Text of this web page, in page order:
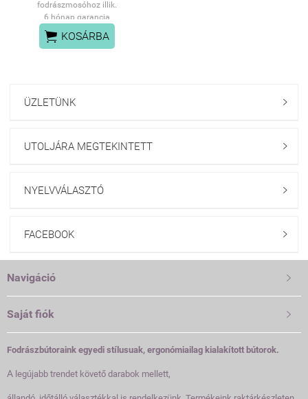
fodrászmosóhoz illik.
6 hónap garancia
SZEMÉLYES ÁTVÉTEL:
PANNÓNIA UTCAI
 KOSÁRBA
ÜZLETÜNK 
UTOLJÁRA MEGTEKINTETT 
NYELVVÁLASZTÓ 
FACEBOOK 
Navigáció 
Saját fiók 
Fodrászbútoraink egyedi stílusuak, ergonómiailag kialakított bútorok.
A legújabb trendet követő darabok mellett,